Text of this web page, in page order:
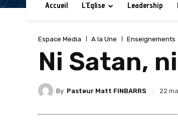
Accueil L’Eglise Leadership
Espace Media A la Une Enseignements
Ni Satan,
By Pasteur Matt FINBARRS 22